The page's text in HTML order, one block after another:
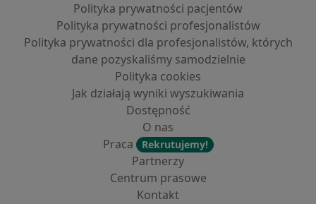
Polityka prywatności pacjentów
Polityka prywatności profesjonalistów
Polityka prywatności dla profesjonalistów, których
dane pozyskaliśmy samodzielnie
Polityka cookies
Jak działają wyniki wyszukiwania
Dostępność
O nas
Praca
Rekrutujemy!
Partnerzy
Centrum prasowe
Kontakt